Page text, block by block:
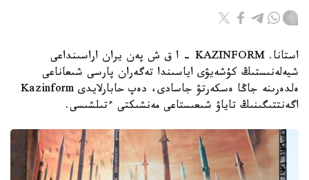
استانا. KAZINFORM - ا ق ش پەن يران اراسىنداعى
شيەلەنىستىڭ كۇشەيۋى اياسىندا تەگەران پارسى شىعاناعى
ەلدەرىنە جاڭا ەسكەرتۋ جاسادى، دەپ حابارلايدى Kazinform
اگەنتتىگىنىڭ تاياۋ شىعىستاعى مەنشىكتى ءتىلشىسى.